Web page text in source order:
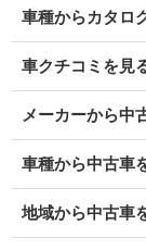
車種からカタロ
車クチコミを見
メーカーから中
車種から中古車
地域から中古車